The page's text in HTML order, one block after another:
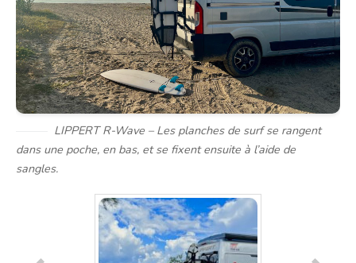
LIPPERT R-Wave – Les planches de surf se rangent
dans une poche, en bas, et se fixent ensuite à l’aide de
sangles.